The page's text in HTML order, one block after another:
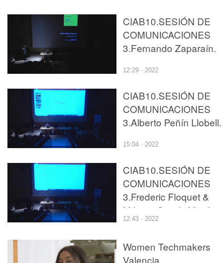
CIAB10.SESIÓN DE
COMUNICACIONES
3.Fernando Zaparaín.
12:29 · 2022
CIAB10.SESIÓN DE
COMUNICACIONES
3.Alberto Peñín Llobell.
15:04 · 2022
CIAB10.SESIÓN DE
COMUNICACIONES
3.Frederic Floquet &
Mónica García
12:43 · 2022
Women Techmakers
Valencia